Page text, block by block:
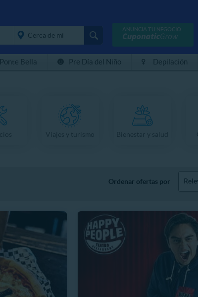
ANUNCIA TU NEGOCIO
Ponte Bella Pre Día del Niño Depilación
Ordenar ofertas por